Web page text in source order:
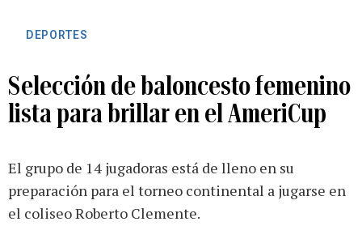
DEPORTES
Selección de baloncesto femenino
lista para brillar en el AmeriCup
El grupo de 14 jugadoras está de lleno en su
preparación para el torneo continental a jugarse en
el coliseo Roberto Clemente.